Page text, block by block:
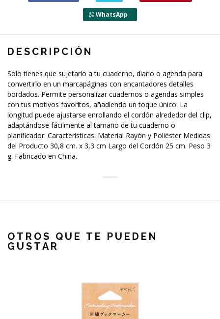
WhatsApp
DESCRIPCIÓN
Solo tienes que sujetarlo a tu cuaderno, diario o agenda para
convertirlo en un marcapáginas con encantadores detalles
bordados. Permite personalizar cuadernos o agendas simples
con tus motivos favoritos, añadiendo un toque único. La
longitud puede ajustarse enrollando el cordón alrededor del clip,
adaptándose fácilmente al tamaño de tu cuaderno o
planificador. Características: Material Rayón y Poliéster Medidas
del Producto 30,8 cm. x 3,3 cm Largo del Cordón 25 cm. Peso 3
g. Fabricado en China.
OTROS QUE TE PUEDEN
GUSTAR